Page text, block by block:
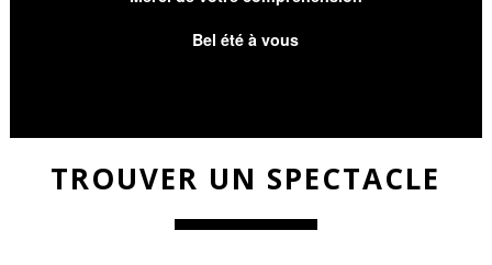
Bel été à vous
TROUVER UN SPECTACLE